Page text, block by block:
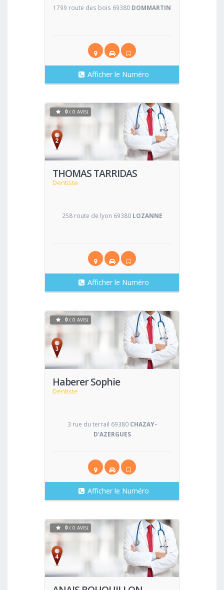
1799 route des bois 69380 DOMMARTIN
Afficher le Numéro
THOMAS TARRIDAS
Dentiste
Voir
0 ( 0 AVIS)
258 route de lyon 69380 LOZANNE
Afficher le Numéro
Haberer Sophie
Dentiste
Voir
0 ( 0 AVIS)
3 rue du terrail 69380 CHAZAY-
D'AZERGUES
Afficher le Numéro
Voir
0 ( 0 AVIS)